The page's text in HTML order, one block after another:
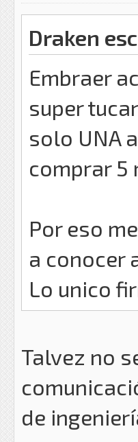
Draken
Embraer
super
solo UNA
comprar 5
Por eso
a conocer
Lo unico
Talvez no
de